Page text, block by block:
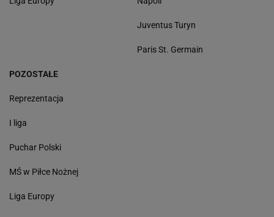
Juventus Turyn
Paris St. Germain
POZOSTAŁE
Reprezentacja
I liga
Puchar Polski
MŚ w Piłce Nożnej
Liga Europy